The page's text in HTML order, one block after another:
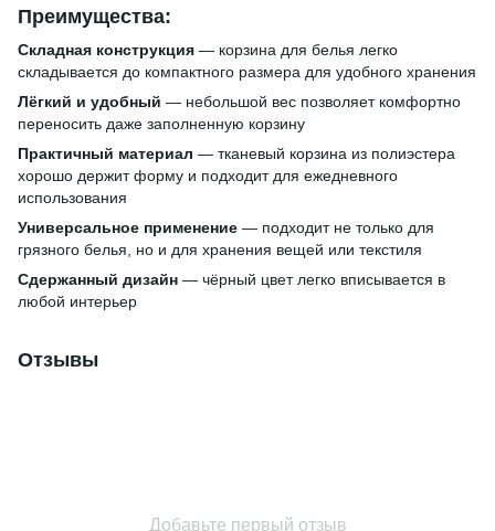
Преимущества:
Складная конструкция — корзина для белья легко
складывается до компактного размера для удобного хранения
Лёгкий и удобный — небольшой вес позволяет комфортно
переносить даже заполненную корзину
Практичный материал — тканевый корзина из полиэстера
хорошо держит форму и подходит для ежедневного
использования
Универсальное применение — подходит не только для
грязного белья, но и для хранения вещей или текстиля
Сдержанный дизайн — чёрный цвет легко вписывается в
любой интерьер
Отзывы
Добавьте первый отзыв